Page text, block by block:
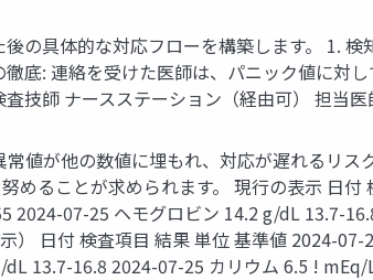
の具体的な対応フローを構築します。 1.
底: 連絡を受けた医師は、パニック値に対
技師 ナースステーション（経由可） 担当
値が他の数値に埋もれ、対応が遅れるリス
ることが求められます。 現行の表示 日
07-25 ヘモグロビン 14.2 g/dL 13.7-
） 日付 検査項目 結果 単位 基準値 2024-
13.7-16.8 2024-07-25 カリウム 6.5 !